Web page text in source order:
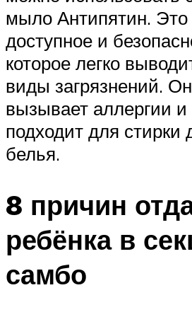
мыло Антипятин. Это
доступное и
которое легко
виды загрязнений.
вызывает аллергии и
подходит для стирки
белья.
8 причин
ребёнка в
самбо